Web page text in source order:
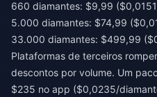
660 diamantes: $9,99
5.000 diamantes: $74,99
33.000 diamantes: $499,99
Plataformas de terceiros
descontos por volume. Um
$235 no app ($0,0235/